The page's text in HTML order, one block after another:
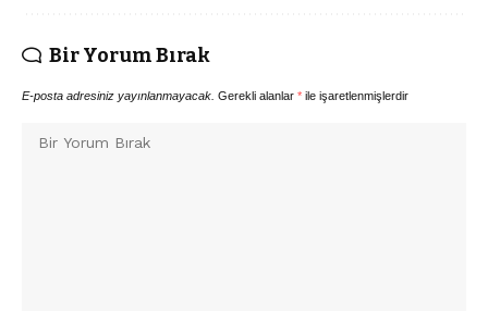
Bir Yorum Bırak
E-posta adresiniz yayınlanmayacak. Gerekli alanlar * ile işaretlenmişlerdir